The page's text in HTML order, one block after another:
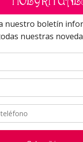
FAQ
Foro Amigos Laboratorio
Rituals
NUESTRAS
Mi cuenta
Pedidos
Direcciones